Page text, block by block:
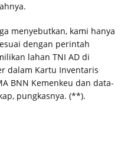
menyebutkan, kami hanya
dengan perintah
lahan TNI AD di
dalam Kartu Inventaris
BNN Kemenkeu dan data-
pungkasnya. (**).